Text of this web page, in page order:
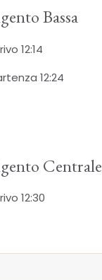
Bassa
12:14
12:24
Centrale
12:30